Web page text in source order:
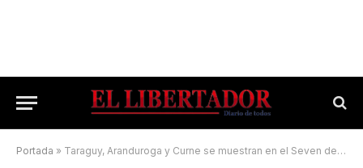
Portada » Taraguy, Aranduroga y Curne se muestran en el Seven del Plumazo